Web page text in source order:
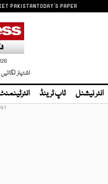
PAKISTANTODAY'S PAPER
اشتہار
انٹر نیشنل ٹاپ ٹرینڈ